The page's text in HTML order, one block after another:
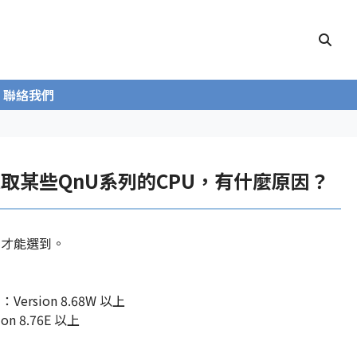
聯絡我們
某些QnU系列的CPU，有什麼原因？
能選到。
Version 8.68W 以上
8.76E 以上